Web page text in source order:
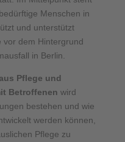
Menschen in
und unterstützt
vor dem Hintergrund
in Berlin.
Pflege und
Betroffenen wird
bestehen und wie
werden können,
Pflege zu